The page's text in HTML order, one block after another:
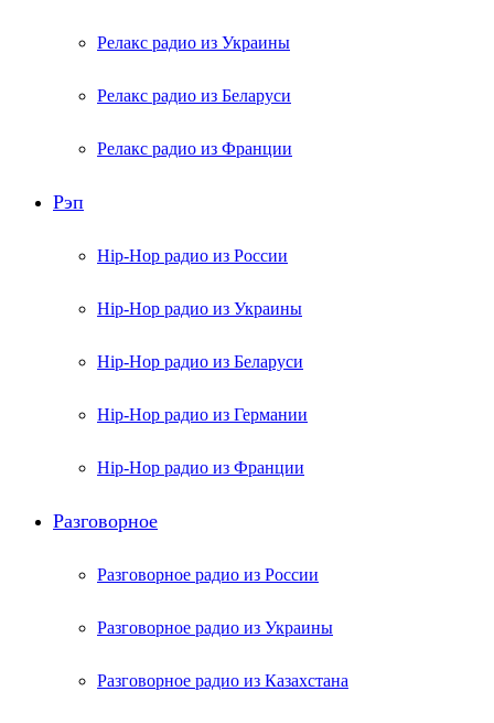
Релакс радио из Украины
Релакс радио из Беларуси
Релакс радио из Франции
Рэп
Hip-Hop радио из России
Hip-Hop радио из Украины
Hip-Hop радио из Беларуси
Hip-Hop радио из Германии
Hip-Hop радио из Франции
Разговорное
Разговорное радио из России
Разговорное радио из Украины
Разговорное радио из Казахстана